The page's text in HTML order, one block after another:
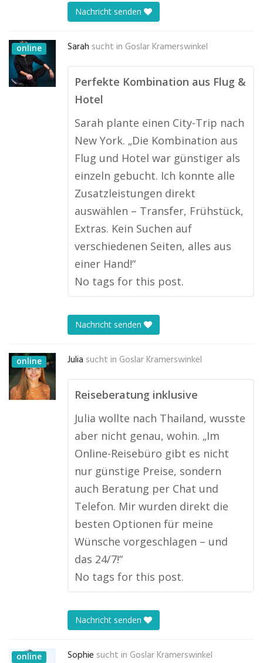
Nachricht senden
online Sarah sucht in Goslar Kramerswinkel
Perfekte Kombination aus Flug &
Hotel
Sarah plante einen City-Trip nach
New York. „Die Kombination aus
Flug und Hotel war günstiger als
einzeln gebucht. Ich konnte alle
Zusatzleistungen direkt
auswählen – Transfer, Frühstück,
Extras. Kein Suchen auf
verschiedenen Seiten, alles aus
einer Hand!“
No tags for this post.
Nachricht senden
online Julia sucht in Goslar Kramerswinkel
Reiseberatung inklusive
Julia wollte nach Thailand, wusste
aber nicht genau, wohin. „Im
Online-Reisebüro gibt es nicht
nur günstige Preise, sondern
auch Beratung per Chat und
Telefon. Mir wurden direkt die
besten Optionen für meine
Wünsche vorgeschlagen – und
das 24/7!“
No tags for this post.
Nachricht senden
online Sophie sucht in Goslar Kramerswinkel